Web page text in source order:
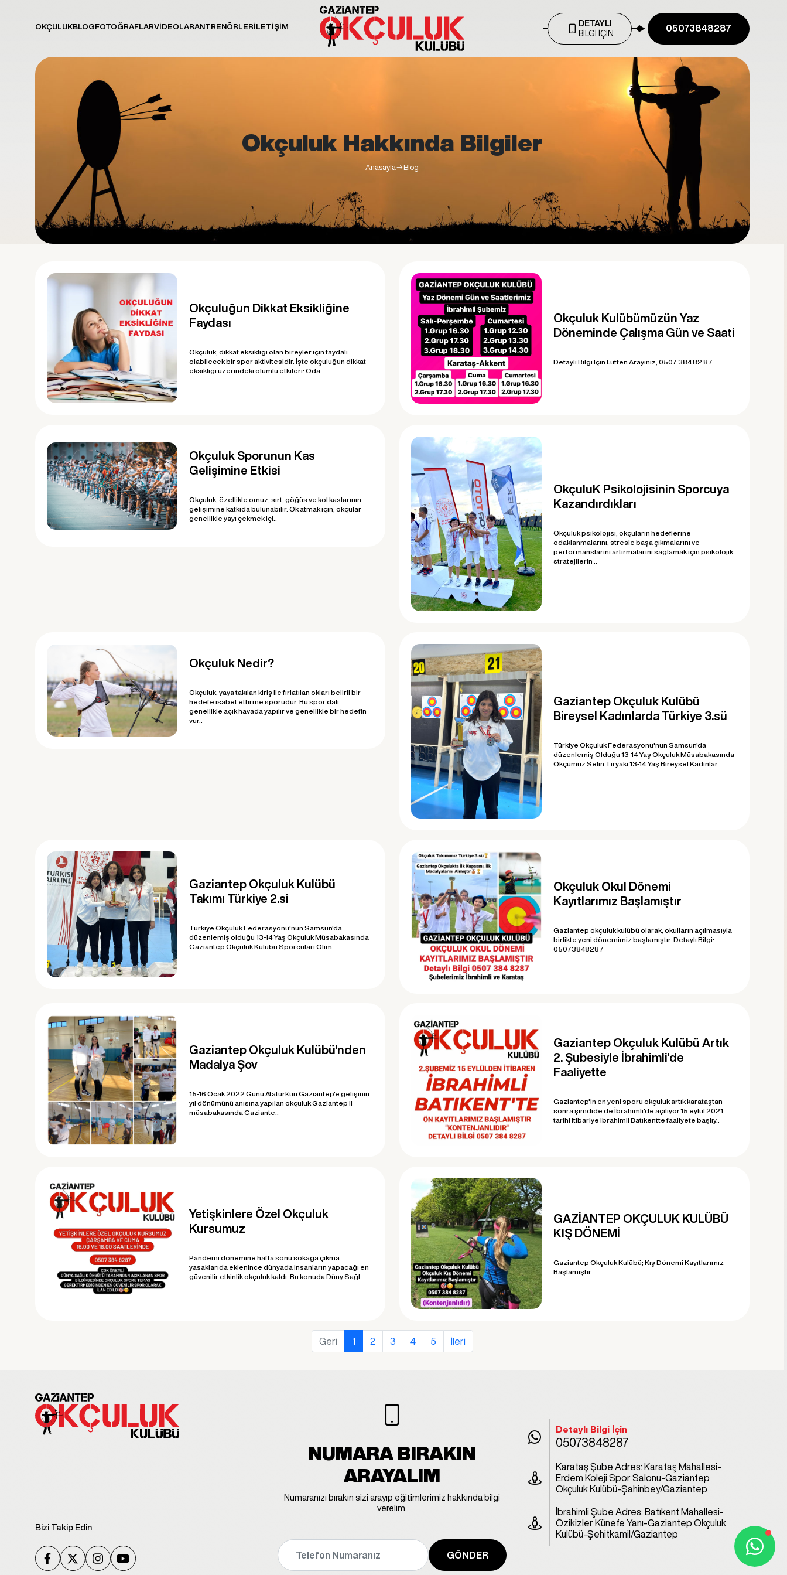
OKÇULUKBLOGFOTOĞRAFLARVİDEOLARANTRENÖRLERİLETİŞİM
DETAYLI
BİLGİ İÇİN
05073848287
Okçuluk Hakkında Bilgiler
Anasayfa Blog
Okçuluğun Dikkat Eksikliğine
Faydası
Okçuluk, dikkat eksikliği olan bireyler için faydalı
olabilecek bir spor aktivitesidir. İşte okçuluğun dikkat
eksikliği üzerindeki olumlu etkileri: Oda..
Okçuluk Kulübümüzün Yaz
Döneminde Çalışma Gün ve Saati
Detaylı Bilgi İçin Lütfen Arayınız; 0507 384 82 87
Okçuluk Sporunun Kas
Gelişimine Etkisi
Okçuluk, özellikle omuz, sırt, göğüs ve kol kaslarının
gelişimine katkıda bulunabilir. Ok atmak için, okçular
genellikle yayı çekmek içi..
OkçuluK Psikolojisinin Sporcuya
Kazandırdıkları
Okçuluk psikolojisi, okçuların hedeflerine
odaklanmalarını, stresle başa çıkmalarını ve
performanslarını artırmalarını sağlamak için psikolojik
stratejilerin ..
Okçuluk Nedir?
Okçuluk, yaya takılan kiriş ile fırlatılan okları belirli bir
hedefe isabet ettirme sporudur. Bu spor dalı
genellikle açık havada yapılır ve genellikle bir hedefin
vur..
Gaziantep Okçuluk Kulübü
Bireysel Kadınlarda Türkiye 3.sü
Türkiye Okçuluk Federasyonu'nun Samsun'da
düzenlemiş Olduğu 13-14 Yaş Okçuluk Müsabakasında
Okçumuz Selin Tiryaki 13-14 Yaş Bireysel Kadınlar ..
Gaziantep Okçuluk Kulübü
Takımı Türkiye 2.si
Türkiye Okçuluk Federasyonu'nun Samsun'da
düzenlemiş olduğu 13-14 Yaş Okçuluk Müsabakasında
Gaziantep Okçuluk Kulübü Sporcuları Olim..
Okçuluk Okul Dönemi
Kayıtlarımız Başlamıştır
Gaziantep okçuluk kulübü olarak, okulların açılmasıyla
birlikte yeni dönemimiz başlamıştır. Detaylı Bilgi:
05073848287
Gaziantep Okçuluk Kulübü'nden
Madalya Şov
15-16 Ocak 2022 Günü Atatürk'ün Gaziantep'e gelişinin
yıl dönümünü anısına yapılan okçuluk Gaziantep İl
müsabakasında Gaziante..
Gaziantep Okçuluk Kulübü Artık
2. Şubesiyle İbrahimli'de
Faaliyette
Gaziantep'in en yeni sporu okçuluk artık karataştan
sonra şimdide de İbrahimli'de açılıyor.15 eylül 2021
tarihi itibariye ibrahimli Batıkentte faaliyete başlıy..
Yetişkinlere Özel Okçuluk
Kursumuz
Pandemi dönemine hafta sonu sokağa çıkma
yasaklarıda eklenince dünyada insanların yapacağı en
güvenilir etkinlik okçuluk kaldı. Bu konuda Düny Sağl..
GAZİANTEP OKÇULUK KULÜBÜ
KIŞ DÖNEMİ
Gaziantep Okçuluk Kulübü; Kış Dönemi Kayıtlarımız
Başlamıştır
Geri 1 2 3 4 5 İleri
Bizi Takip Edin
NUMARA BIRAKIN
ARAYALIM
Numaranızı bırakın sizi arayıp eğitimlerimiz hakkında bilgi
verelim.
GÖNDER
Detaylı Bilgi İçin
05073848287
Karataş Şube Adres: Karataş Mahallesi-
Erdem Koleji Spor Salonu-Gaziantep
Okçuluk Kulübü-Şahinbey/Gaziantep
İbrahimli Şube Adres: Batıkent Mahallesi-
Özikizler Künefe Yanı-Gaziantep Okçuluk
Kulübü-Şehitkamil/Gaziantep